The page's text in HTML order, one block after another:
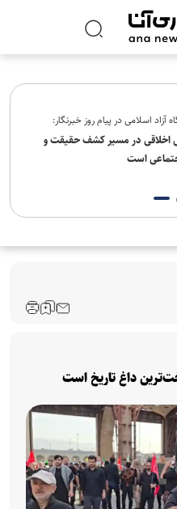
آزاد اسلامی در پیام روز خبرنگار:
اخلاقی در مسیر کشف حقیقت و
است
داغ تاریخ است